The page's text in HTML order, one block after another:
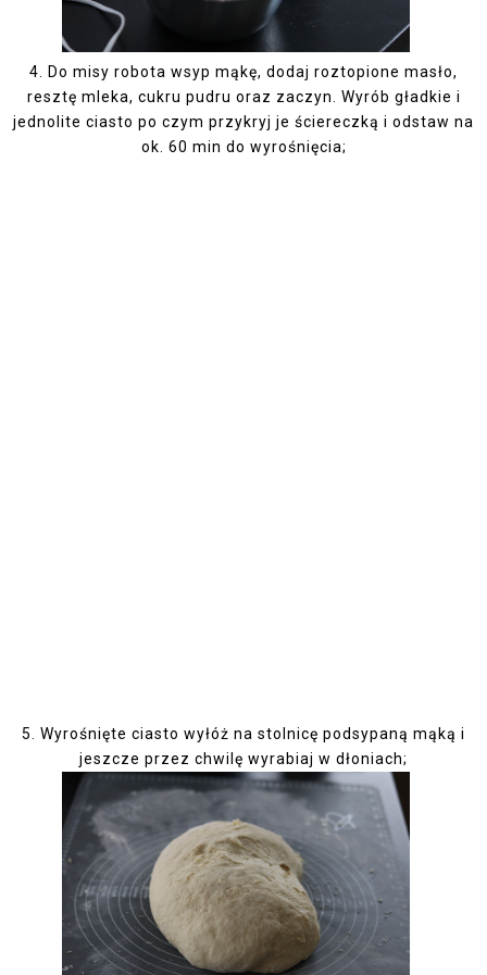
4. Do misy robota wsyp mąkę, dodaj roztopione masło,
resztę mleka, cukru pudru oraz zaczyn. Wyrób gładkie i
jednolite ciasto po czym przykryj je ściereczką i odstaw na
ok. 60 min do wyrośnięcia;
5. Wyrośnięte ciasto wyłóż na stolnicę podsypaną mąką i
jeszcze przez chwilę wyrabiaj w dłoniach;